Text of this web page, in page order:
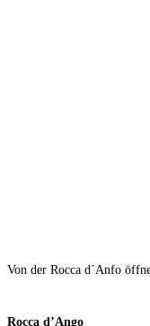
Von der Rocca d´Anfo
Rocca d’Ango